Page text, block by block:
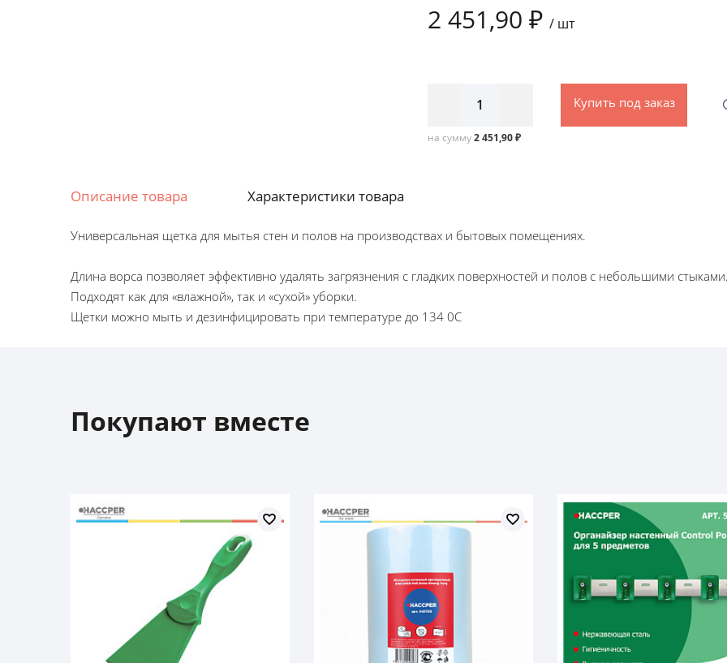
2 451,90 ₽ / шт
на сумму2 451,90 ₽
Купить под заказ
Описание товара Характеристики товара
Универсальная щетка для мытья стен и полов на производствах и бытовых помещениях.
Длина ворса позволяет эффективно удалять загрязнения с гладких поверхностей и полов с небольшими
Подходят как для «влажной», так и «сухой» уборки.
Щетки можно мыть и дезинфицировать при температуре до 134 0С
Покупают вместе